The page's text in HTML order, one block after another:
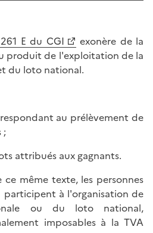
E du CGI
exonère de la
produit de l'exploitation de la
du loto national.
au prélèvement de
;
attribués aux gagnants.
même texte, les personnes
participent à l'organisation de
ou du loto national,
imposables à la TVA